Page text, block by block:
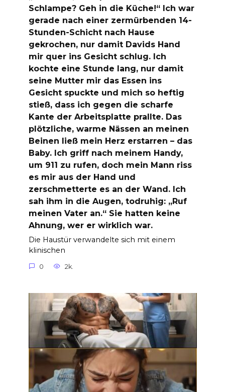
Schlampe? Geh in die Küche!“ Ich war
gerade nach einer zermürbenden 14-
Stunden-Schicht nach Hause
gekrochen, nur damit Davids Hand
mir quer ins Gesicht schlug. Ich
kochte eine Stunde lang, nur damit
seine Mutter mir das Essen ins
Gesicht spuckte und mich so heftig
stieß, dass ich gegen die scharfe
Kante der Arbeitsplatte prallte. Das
plötzliche, warme Nässen an meinen
Beinen ließ mein Herz erstarren – das
Baby. Ich griff nach meinem Handy,
um 911 zu rufen, doch mein Mann riss
es mir aus der Hand und
zerschmetterte es an der Wand. Ich
sah ihm in die Augen, todruhig: „Ruf
meinen Vater an.“ Sie hatten keine
Ahnung, wer er wirklich war.
Die Haustür verwandelte sich mit einem
klinischen
0 2k.